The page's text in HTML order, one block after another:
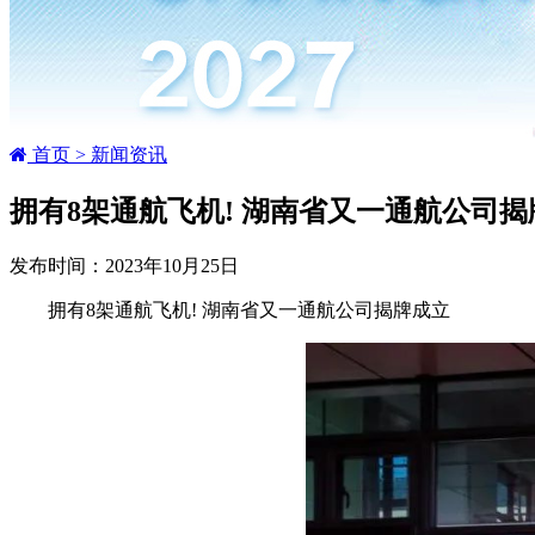
首页 > 新闻资讯
拥有8架通航飞机! 湖南省又一通航公司
发布时间：2023年10月25日
拥有8架通航飞机! 湖南省又一通航公司揭牌成立